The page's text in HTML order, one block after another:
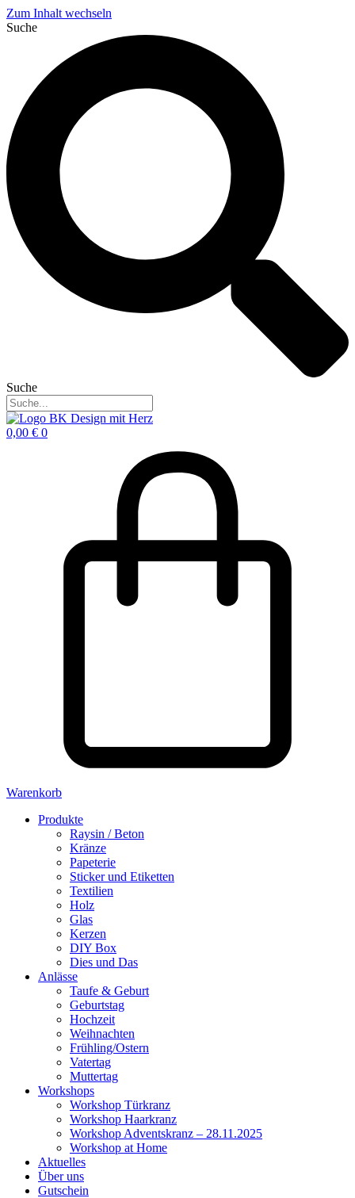
Zum Inhalt wechseln
Suche
Suche
0,00 € 0
Warenkorb
Produkte
Raysin / Beton
Kränze
Papeterie
Sticker und Etiketten
Textilien
Holz
Glas
Kerzen
DIY Box
Dies und Das
Anlässe
Taufe & Geburt
Geburtstag
Hochzeit
Weihnachten
Frühling/Ostern
Vatertag
Muttertag
Workshops
Workshop Türkranz
Workshop Haarkranz
Workshop Adventskranz – 28.11.2025
Workshop at Home
Aktuelles
Über uns
Gutschein